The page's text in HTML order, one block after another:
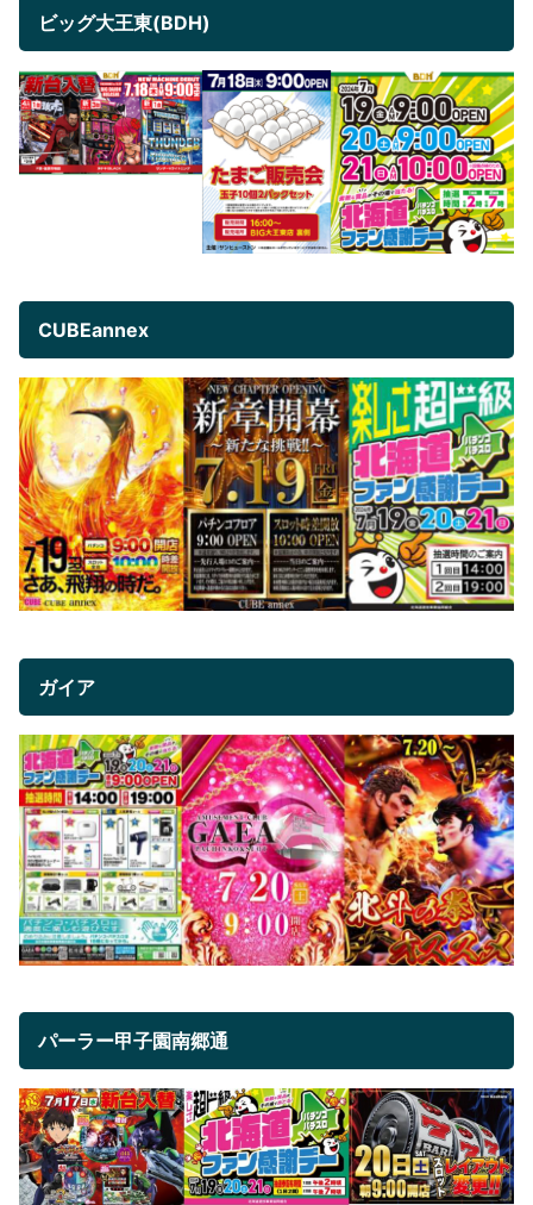
ビッグ大王東(BDH)
CUBEannex
ガイア
パーラー甲子園南郷通